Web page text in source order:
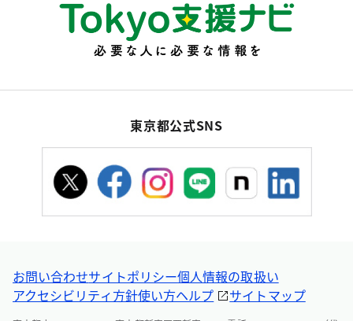
東京都公式SNS
お問い合わせサイトポリシー個人情報の取扱い
アクセシビリティ方針使い方ヘルプ サイトマップ